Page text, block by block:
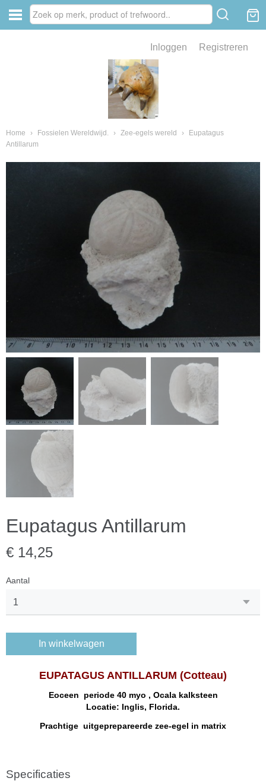
Inloggen Registreren
Home › Fossielen Wereldwijd. › Zee-egels wereld ›
Eupatagus
Antillarum
Eupatagus Antillarum
€ 14,25
Aantal
In winkelwagen
EUPATAGUS ANTILLARUM (Cotteau)
Eoceen periode 40 myo , Ocala kalksteen
Locatie: Inglis, Florida.
Prachtige uitgeprepareerde zee-egel in matrix
Specificaties
van fossielen en mineralen